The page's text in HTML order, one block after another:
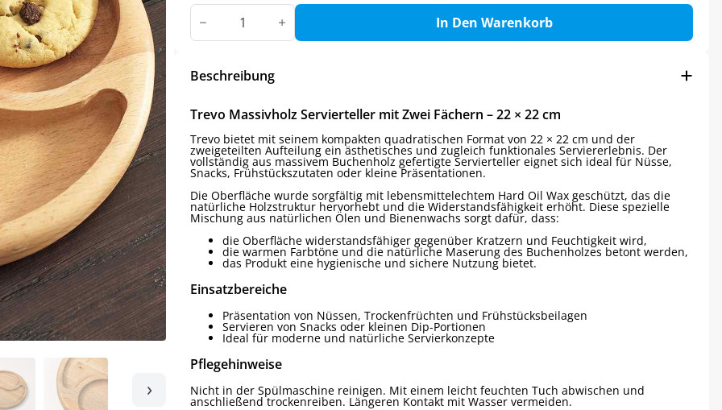
›
Trevo
Zweigeteilte
Servierplatte
Buchenholz
In Den Warenkorb
Beschreibung
Trevo Massivholz Servierteller mit Zwei Fächern – 22 × 22 cm
Trevo bietet mit seinem kompakten quadratischen Format von 22 × 22 cm und der
zweigeteilten Aufteilung ein ästhetisches und zugleich funktionales Serviererlebnis. Der
vollständig aus massivem Buchenholz gefertigte Servierteller eignet sich ideal für Nüsse,
Snacks, Frühstückszutaten oder kleine Präsentationen.
Die Oberfläche wurde sorgfältig mit lebensmittelechtem Hard Oil Wax geschützt, das die
natürliche Holzstruktur hervorhebt und die Widerstandsfähigkeit erhöht. Diese spezielle
Mischung aus natürlichen Ölen und Bienenwachs sorgt dafür, dass:
die Oberfläche widerstandsfähiger gegenüber Kratzern und Feuchtigkeit wird,
die warmen Farbtöne und die natürliche Maserung des Buchenholzes betont werden,
das Produkt eine hygienische und sichere Nutzung bietet.
Einsatzbereiche
Präsentation von Nüssen, Trockenfrüchten und Frühstücksbeilagen
Servieren von Snacks oder kleinen Dip-Portionen
Ideal für moderne und natürliche Servierkonzepte
Pflegehinweise
Nicht in der Spülmaschine reinigen. Mit einem leicht feuchten Tuch abwischen und
anschließend trockenreiben. Längeren Kontakt mit Wasser vermeiden.